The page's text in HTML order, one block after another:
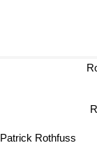
Patrick Rothfuss